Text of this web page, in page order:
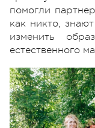
помогли
как никто,
изменить
естественного